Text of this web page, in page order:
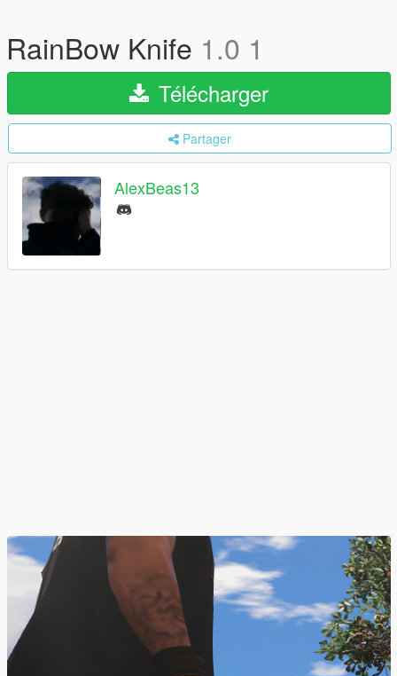
RainBow Knife 1.0 1
Télécharger
Partager
AlexBeas13